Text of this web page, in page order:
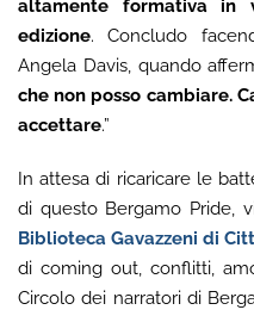
altamente formativa in
edizione. Concludo
Angela Davis, quando
che non posso cambiare.
accettare.”
In attesa di ricaricare le
di questo Bergamo Pride,
Biblioteca Gavazzeni di
di coming out, conflitti,
Circolo dei narratori di